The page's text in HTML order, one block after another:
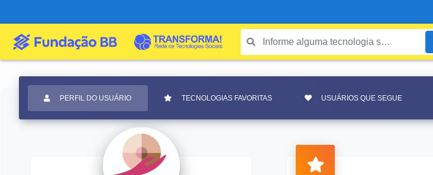
PERFIL DO USUÁRIO TECNOLOGIAS FAVORITAS USUÁRIOS QUE SEGUE